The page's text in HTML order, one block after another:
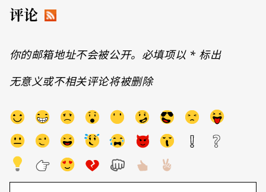
评论
你的邮箱地址不会被公开。必填项以 *标出
无意义或不相关评论将被删除